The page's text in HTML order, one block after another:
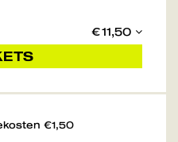
€ 11,50
€1,50